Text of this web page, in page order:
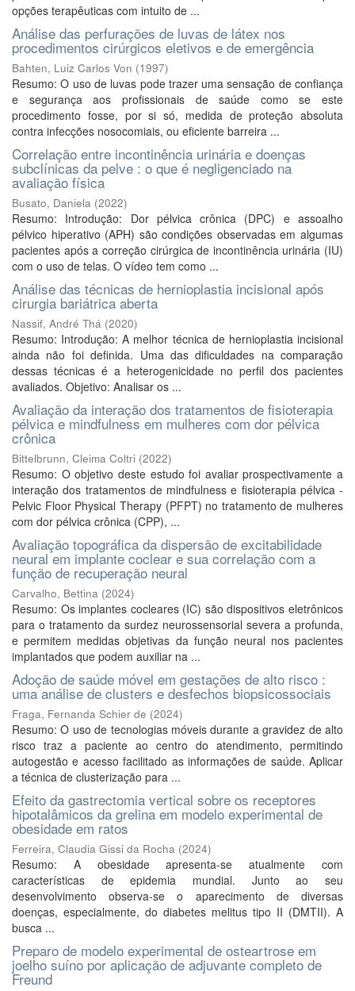
opções terapêuticas com intuito de ...
Análise das perfurações de luvas de látex nos
procedimentos cirúrgicos eletivos e de emergência
Bahten, Luiz Carlos Von (1997)
Resumo: O uso de luvas pode trazer uma sensação de confiança
e segurança aos profissionais de saúde como se este
procedimento fosse, por si só, medida de proteção absoluta
contra infecções nosocomiais, ou eficiente barreira ...
Correlação entre incontinência urinária e doenças
subclínicas da pelve : o que é negligenciado na
avaliação física
Busato, Daniela (2022)
Resumo: Introdução: Dor pélvica crônica (DPC) e assoalho
pélvico hiperativo (APH) são condições observadas em algumas
pacientes após a correção cirúrgica de incontinência urinária (IU)
com o uso de telas. O vídeo tem como ...
Análise das técnicas de hernioplastia incisional após
cirurgia bariátrica aberta
Nassif, André Thá (2020)
Resumo: Introdução: A melhor técnica de hernioplastia incisional
ainda não foi definida. Uma das dificuldades na comparação
dessas técnicas é a heterogenicidade no perfil dos pacientes
avaliados. Objetivo: Analisar os ...
Avaliação da interação dos tratamentos de fisioterapia
pélvica e mindfulness em mulheres com dor pélvica
crônica
Bittelbrunn, Cleima Coltri (2022)
Resumo: O objetivo deste estudo foi avaliar prospectivamente a
interação dos tratamentos de mindfulness e fisioterapia pélvica -
Pelvic Floor Physical Therapy (PFPT) no tratamento de mulheres
com dor pélvica crônica (CPP), ...
Avaliação topográfica da dispersão de excitabilidade
neural em implante coclear e sua correlação com a
função de recuperação neural
Carvalho, Bettina (2024)
Resumo: Os implantes cocleares (IC) são dispositivos eletrônicos
para o tratamento da surdez neurossensorial severa a profunda,
e permitem medidas objetivas da função neural nos pacientes
implantados que podem auxiliar na ...
Adoção de saúde móvel em gestações de alto risco :
uma análise de clusters e desfechos biopsicossociais
Fraga, Fernanda Schier de (2024)
Resumo: O uso de tecnologias móveis durante a gravidez de alto
risco traz a paciente ao centro do atendimento, permitindo
autogestão e acesso facilitado as informações de saúde. Aplicar
a técnica de clusterização para ...
Efeito da gastrectomia vertical sobre os receptores
hipotalâmicos da grelina em modelo experimental de
obesidade em ratos
Ferreira, Claudia Gissi da Rocha (2024)
Resumo: A obesidade apresenta-se atualmente com
características de epidemia mundial. Junto ao seu
desenvolvimento observa-se o aparecimento de diversas
doenças, especialmente, do diabetes melitus tipo II (DMTII). A
busca ...
Preparo de modelo experimental de osteartrose em
joelho suíno por aplicação de adjuvante completo de
Freund